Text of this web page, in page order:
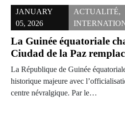
JANUARY
05, 2026
ACTUALITÉ,
La Guinée équatoriale
Ciudad de la Paz
La République de Guinée
historique majeure avec
centre névralgique. Par le…